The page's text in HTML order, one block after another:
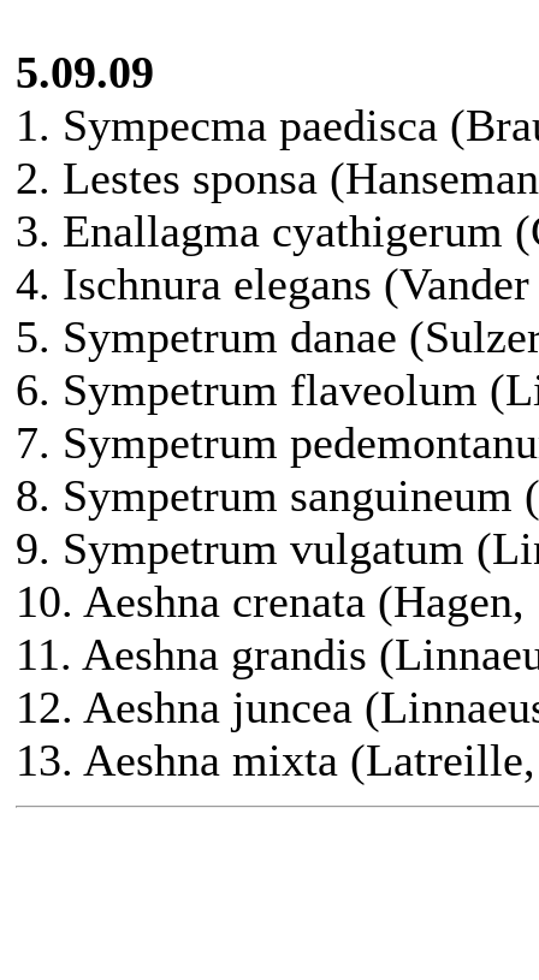
5.09.09
1. Sympecma paedisca
2. Lestes sponsa
3. Enallagma cyathigerum
4. Ischnura elegans
5. Sympetrum danae
6. Sympetrum flaveolum
7. Sympetrum
8. Sympetrum sanguineum
9. Sympetrum vulgatum
10. Aeshna crenata
11. Aeshna grandis
12. Aeshna juncea
13. Aeshna mixta